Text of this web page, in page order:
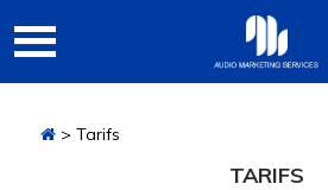
la
principale
au
contenu
> Tarifs
TARIFS